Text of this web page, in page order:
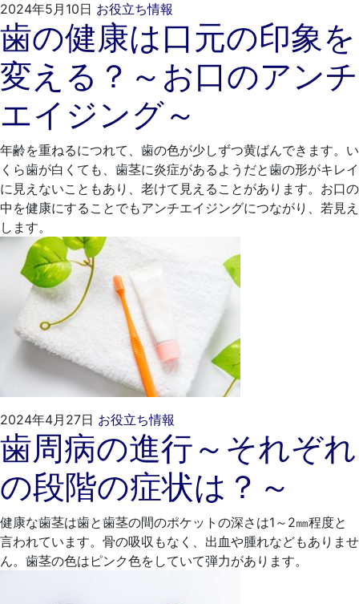
2024年5月10日 お役立ち情報
年
4
月
24
れ
も
と
歯
医
院
歯の健康は口元の印象を
変える？～お口のアンチ
エイジング～
年齢を重ねるにつれて、歯の色が少しずつ黄ばんできます。い
くら歯が白くても、歯茎に炎症があるようだと歯の形がキレイ
に見えないこともあり、老けて見えることがあります。お口の
中を健康にすることでもアンチエイジングにつながり、若見え
します。
2024年4月27日 お役立ち情報
年
3
月
25
日
れ
も
と
歯
科
医
院
歯周病の進行～それぞれ
の段階の症状は？～
健康な歯茎は歯と歯茎の間のポケットの深さは1～2㎜程度と
言われています。骨の吸収もなく、出血や腫れなどもありませ
ん。歯茎の色はピンク色をしていて弾力があります。